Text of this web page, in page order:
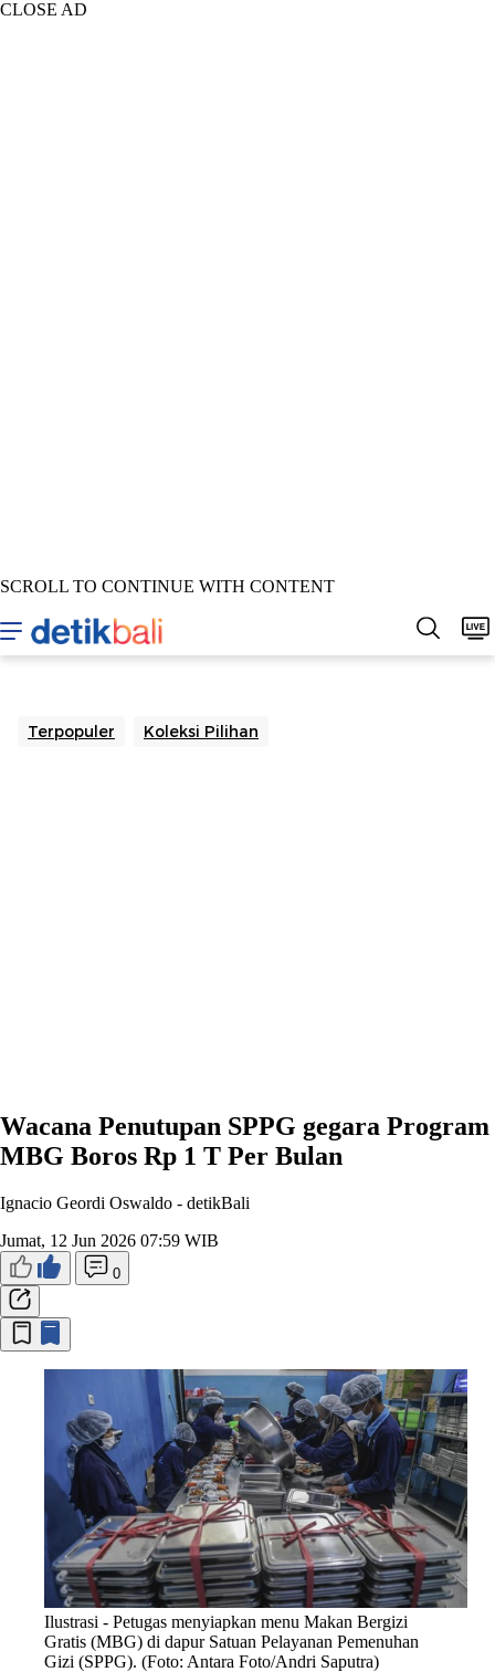
CLOSE AD
SCROLL TO CONTINUE WITH CONTENT
Home Berita Hukum & Kriminal
Terpopuler Koleksi Pilihan
Wacana Penutupan SPPG gegara Program
MBG Boros Rp 1 T Per Bulan
Ignacio Geordi Oswaldo - detikBali
Jumat, 12 Jun 2026 07:59 WIB
0
Ilustrasi - Petugas menyiapkan menu Makan Bergizi
Gratis (MBG) di dapur Satuan Pelayanan Pemenuhan
Gizi (SPPG). (Foto: Antara Foto/Andri Saputra)